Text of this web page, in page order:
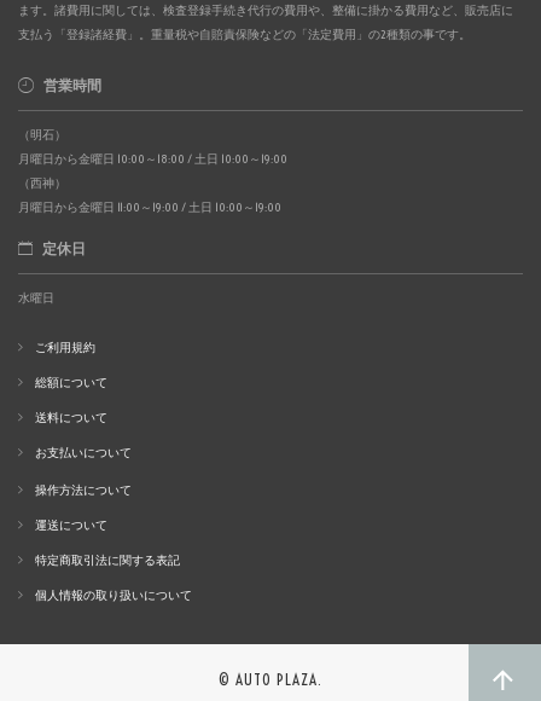
ます。諸費用に関しては、検査登録手続き代行の費用や、整備に掛かる費用など、販売店に
支払う「登録諸経費」。重量税や自賠責保険などの「法定費用」の2種類の事です。
営業時間
（明石）
月曜日から金曜日 10:00～18:00 / 土日 10:00～19:00
（西神）
月曜日から金曜日 11:00～19:00 / 土日 10:00～19:00
定休日
水曜日
ご利用規約
総額について
送料について
お支払いについて
操作方法について
運送について
特定商取引法に関する表記
個人情報の取り扱いについて
© AUTO PLAZA.